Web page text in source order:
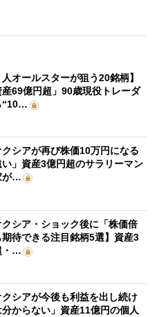
人オールスターが狙う20銘柄】
産69億円超」90歳現役トレーダ
“10…
クシアが再び株価10万円になる
い」資産3億円超のサラリーマン
が…
クシア・ショック後に「株価倍
待できる注目銘柄5選】資産3
・…
クシアが今後も利益を出し続け
分からない」資産11億円の個人